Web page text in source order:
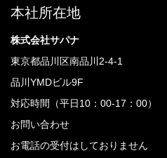
本社所在地
株式会社サパナ
東京都品川区南品川2-4-1
品川YMDビル9F
対応時間（平日10：00-17：00）
お問い合わせ
お電話の受付はしておりません